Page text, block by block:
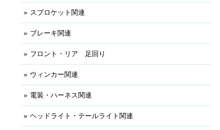
スプロケット関連
ブレーキ関連
フロント・リア 足回り
ウィンカー関連
電装・ハーネス関連
ヘッドライト・テールライト関連